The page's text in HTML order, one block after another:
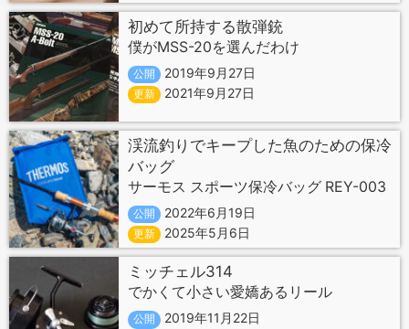
初めて所持する散弾銃
僕がMSS-20を選んだわけ
公開 2019年9月27日
更新 2021年9月27日
渓流釣りでキープした魚のための保冷
バッグ
サーモス スポーツ保冷バッグ REY-003
公開 2022年6月19日
更新 2025年5月6日
ミッチェル314
でかくて小さい愛嬌あるリール
公開 2019年11月22日